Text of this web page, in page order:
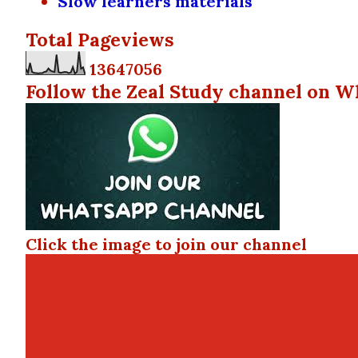
Total Pageviews
13647056
Follow the Zeal Study channel on
Click the image to join our channel